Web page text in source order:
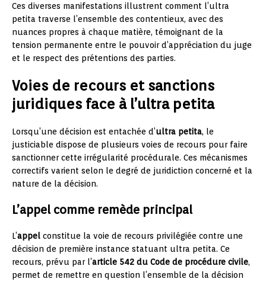
Ces diverses manifestations illustrent comment l’ultra
petita traverse l’ensemble des contentieux, avec des
nuances propres à chaque matière, témoignant de la
tension permanente entre le pouvoir d’appréciation du juge
et le respect des prétentions des parties.
Voies de recours et sanctions
juridiques face à l’ultra petita
Lorsqu’une décision est entachée d’ultra petita, le
justiciable dispose de plusieurs voies de recours pour faire
sanctionner cette irrégularité procédurale. Ces mécanismes
correctifs varient selon le degré de juridiction concerné et la
nature de la décision.
L’appel comme remède principal
L’appel constitue la voie de recours privilégiée contre une
décision de première instance statuant ultra petita. Ce
recours, prévu par l’article 542 du Code de procédure civile,
permet de remettre en question l’ensemble de la décision